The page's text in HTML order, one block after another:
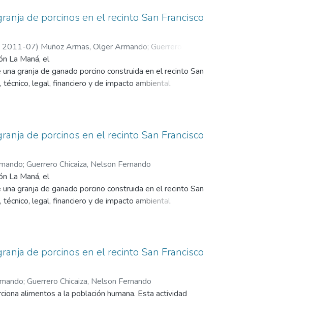
de porcinos en el recinto San Francisco
2011-07) Muñoz Armas, Olger Armando; Guerrero
La Maná, el
granja de ganado porcino construida en el recinto San
legal, financiero y de impacto ambiental.
personas
prácticas sanitarias y alimenticias.
de porcinos en el recinto San Francisco
; Guerrero Chicaiza, Nelson Fernando
La Maná, el
granja de ganado porcino construida en el recinto San
legal, financiero y de impacto ambiental.
personas
prácticas sanitarias y alimenticias.
durante todo el año, para esto se contará con
alcanzar una producción anual de 1.200 cerdos.
la
una Tasa Interna de Retorno (TIR) del
la recuperación de la inversión.
que beneficia a la comunidad local, a la economía de
de porcinos en el recinto San Francisco
; Guerrero Chicaiza, Nelson Fernando
alimentos a la población humana. Esta actividad